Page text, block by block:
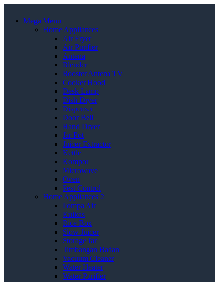
Mega Menu
Home Appliances
Air Fryer
Air Purifier
Antena
Blender
Booster Antena TV
Cooker Hood
Desk Lamp
Dish Dryer
Dispenser
Door Bell
Hand Dryer
Jar Pot
Juicer Extractor
Kettle
Kompor
Microwave
Oven
Pest Control
Home Appliances 2
Pompa Air
Kulkas
Rice Box
Slow Juicer
Storage Jar
Timbangan Badan
Vacuum Cleaner
Water Heater
Water Purifier